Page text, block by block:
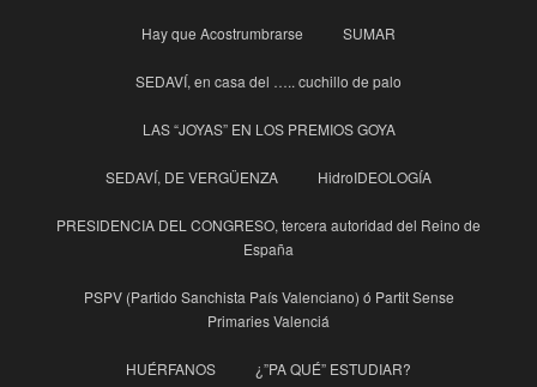
Hay que Acostrumbrarse SUMAR
SEDAVÍ, en casa del ….. cuchillo de palo
LAS “JOYAS” EN LOS PREMIOS GOYA
SEDAVÍ, DE VERGÜENZA HidroIDEOLOGÍA
PRESIDENCIA DEL CONGRESO, tercera autoridad del Reino de
España
PSPV (Partido Sanchista País Valenciano) ó Partit Sense
Primaries Valenciá
HUÉRFANOS ¿”PA QUÉ” ESTUDIAR?